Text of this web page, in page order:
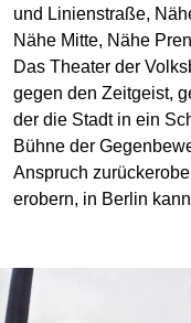
und Linienstraße,
Nähe Mitte, Nähe
Das Theater der
gegen den Zeitgeist,
der die Stadt in ein
Bühne der
Anspruch
erobern, in Berlin